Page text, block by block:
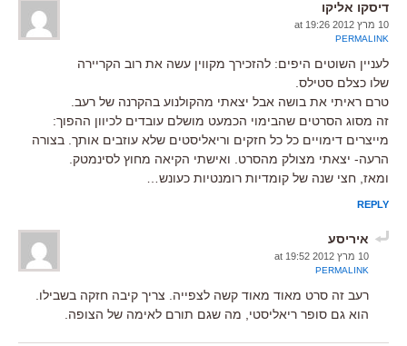
דיסקו אליקו
10 מרץ 2012 at 19:26
PERMALINK
לעניין השוטים היפים: להזכירך מקווין עשה את רוב הקריירה
שלו כצלם סטילס.
טרם ראיתי את בושה אבל יצאתי מהקולנוע בהקרנה של רעב.
זה מסוג הסרטים שהבימוי הכמעט מושלם עובדים לכיוון ההפוך:
מייצרים דימויים כל כל חזקים וריאליסטים שלא עוזבים אותך. בצורה
הרעה- יצאתי מצולק מהסרט. ואישתי הקיאה מחוץ לסינמטק.
ומאז, חצי שנה של קומדיות רומנטיות כעונש…
REPLY
איריסע
10 מרץ 2012 at 19:52
PERMALINK
רעב זה סרט מאוד מאוד קשה לצפייה. צריך קיבה חזקה בשבילו.
הוא גם סופר ריאליסטי, מה שגם תורם לאימה של הצופה.